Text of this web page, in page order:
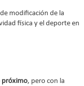
modificación de la
física y el deporte en
próximo, pero con la